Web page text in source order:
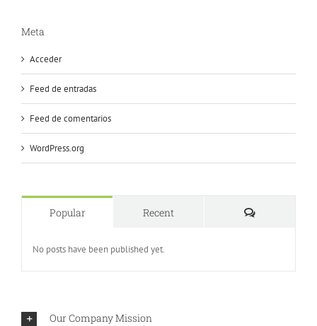
Meta
Acceder
Feed de entradas
Feed de comentarios
WordPress.org
Popular Recent Comments
No posts have been published yet.
Our Company Mission